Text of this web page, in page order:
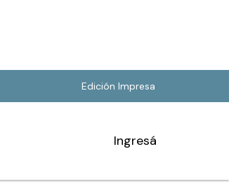
Edición Impresa
Ingresá